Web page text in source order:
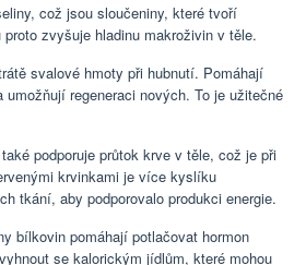
což jsou sloučeniny, které tvoří
zvyšuje hladinu makroživin v těle.
svalové hmoty při hubnutí. Pomáhají
regeneraci nových. To je užitečné
podporuje průtok krve v těle, což je při
krvinkami je více kyslíku
tkání, aby podporovalo produkci energie.
bílkovin pomáhají potlačovat hormon
se kalorickým jídlům, které mohou